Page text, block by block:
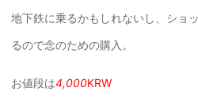
地下鉄に乗るかもしれないし、ショ
るので念のための購入。
お値段は4,000KRW